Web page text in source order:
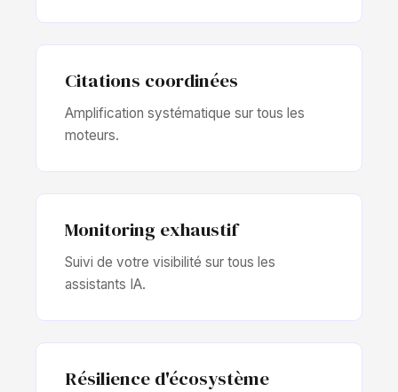
Citations coordinées
Amplification systématique sur tous les
moteurs.
Monitoring exhaustif
Suivi de votre visibilité sur tous les
assistants IA.
Résilience d'écosystème